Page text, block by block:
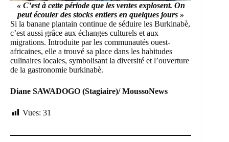
« C’est à cette période que les ventes explosent. On
peut écouler des stocks entiers en quelques jours »
Si la banane plantain continue de séduire les Burkinabè,
c’est aussi grâce aux échanges culturels et aux
migrations. Introduite par les communautés ouest-
africaines, elle a trouvé sa place dans les habitudes
culinaires locales, symbolisant la diversité et l’ouverture
de la gastronomie burkinabè.
Diane SAWADOGO (Stagiaire)/ MoussoNews
Vues: 31